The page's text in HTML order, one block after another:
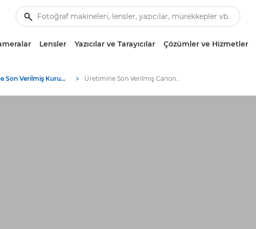
Lensler Yazıcılar ve Tarayıcılar Çözümler ve Hizmetler
Üretimine Son Verilmiş Kurumsal Ürünler Arşivi Üretimine Son Verilmiş Canon ColorWave Yazıcılar